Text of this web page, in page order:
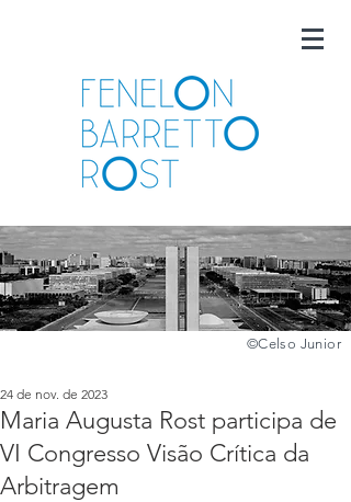
©️Celso Junior
Maria Augusta Rost participa de
VI Congresso Visão Crítica da
Arbitragem
24 de nov. de 2023